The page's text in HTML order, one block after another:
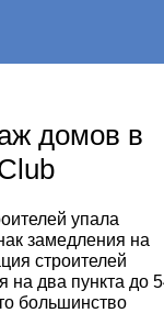
домов в
упала
замедления на
строителей
на два пункта до
большинство